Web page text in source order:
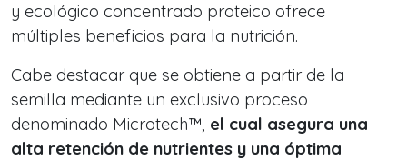
y ecológico concentrado proteico ofrece
múltiples beneficios para la nutrición.
Cabe destacar que se obtiene a partir de la
semilla mediante un exclusivo proceso
denominado Microtech™, el cual asegura una
alta retención de nutrientes y una óptima